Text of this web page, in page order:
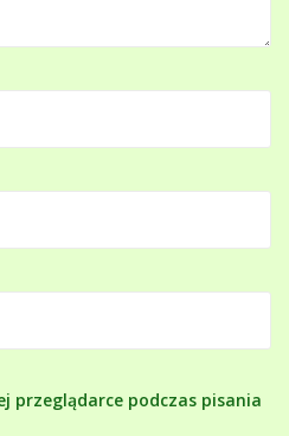
przeglądarce podczas pisania